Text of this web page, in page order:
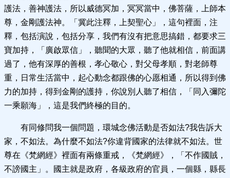
護法，善神護法，所以威德冥加，冥冥當中，佛菩薩，上師本
尊，金剛護法神。「冀此注釋，上契聖心」，這句裡面，注
釋，包括演說，包括分享，我們有沒有把意思搞錯，都要求三
寶加持，「廣啟眾信」，聽聞的大眾，聽了他就相信，前面講
過了，他有深厚的善根，孝心敬心，對父母孝順，對老師尊
重，日常生活當中，起心動念都跟佛的心愿相通，所以得到佛
力的加持，得到金剛的護持，你說別人聽了相信，「同入彌陀
一乘願海」，這是我們終極的目的。
有同修問我一個問題，環城念佛活動是否如法?我告訴大
家，不如法。為什麼不如法?你違背國家的法律就不如法。世
尊在《梵網經》裡面有兩條重戒，《梵網經》，「不作國賊，
不謗國主」。國主就是政府，各級政府的官員，一個縣，縣長